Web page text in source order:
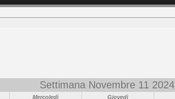
Settimana Novembre 11 2024
Mercoledì Giovedì